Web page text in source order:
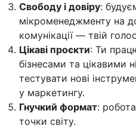
Свободу і довіру:
мікроменеджменту на
комунікації — твій
Цікаві проєкти: Ти
бізнесами та цікавими
тестувати нові
у маркетингу.
Гнучкий формат:
точки світу.